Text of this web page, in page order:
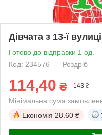
Дівчата з 13-ї вулиці
Готово до відправки 1 од.
Код: 234576
Роздріб
114,40 ₴ 143 ₴
Мінімальна сума
Економія 28.60 ₴